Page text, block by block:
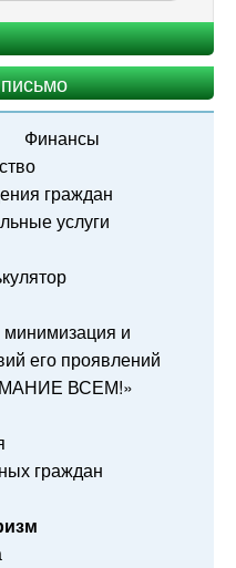
Финансы
граждан
услуги
и
его проявлений
ВСЕМ!»
граждан